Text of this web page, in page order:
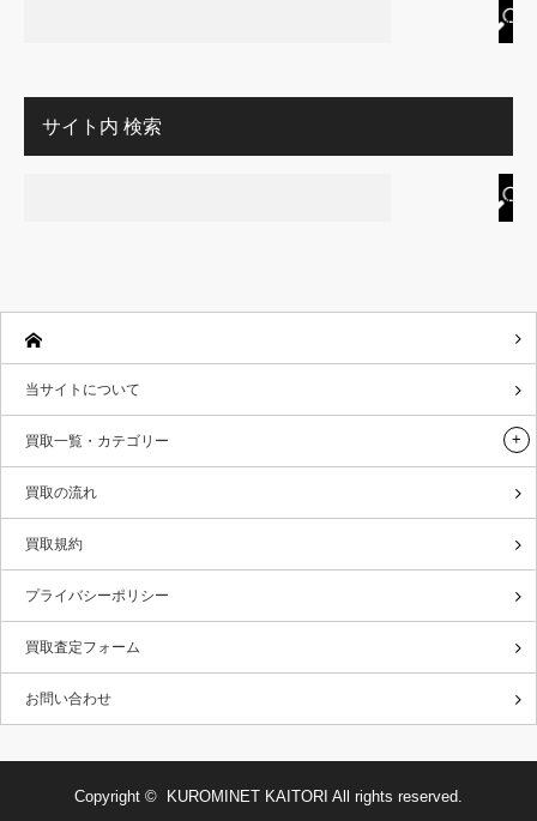
サイト内 検索
当サイトについて
買取一覧・カテゴリー
買取の流れ
買取規約
プライバシーポリシー
買取査定フォーム
お問い合わせ
Copyright © KUROMINET KAITORI All rights reserved.